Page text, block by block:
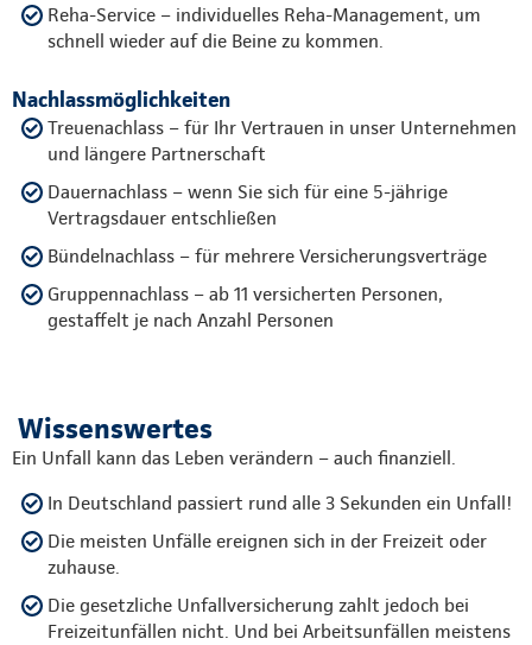
Reha-Service – individuelles Reha-Management, um
schnell wieder auf die Beine zu kommen.
Nachlassmöglichkeiten
Treuenachlass – für Ihr Vertrauen in unser Unternehmen
und längere Partnerschaft
Dauernachlass – wenn Sie sich für eine 5-jährige
Vertragsdauer entschließen
Bündelnachlass – für mehrere Versicherungsverträge
Gruppennachlass – ab 11 versicherten Personen,
gestaffelt je nach Anzahl Personen
Wissenswertes
Ein Unfall kann das Leben verändern – auch finanziell.
In Deutschland passiert rund alle 3 Sekunden ein Unfall!
Die meisten Unfälle ereignen sich in der Freizeit oder
zuhause.
Die gesetzliche Unfallversicherung zahlt jedoch bei
Freizeitunfällen nicht. Und bei Arbeitsunfällen meistens